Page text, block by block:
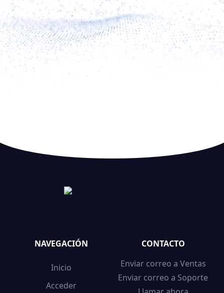
NAVEGACIÓN
Inicio
Acceder
CONTACTO
Enviar correo a Ventas
Enviar correo a Soporte